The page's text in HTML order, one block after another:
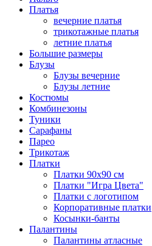
Платья
вечерние платья
трикотажные платья
летние платья
Большие размеры
Блузы
Блузы вечерние
Блузы летние
Костюмы
Комбинезоны
Туники
Сарафаны
Парео
Трикотаж
Платки
Платки 90х90 см
Платки "Игра Цвета"
Платки с логотипом
Корпоративные платки
Косынки-банты
Палантины
Палантины атласные